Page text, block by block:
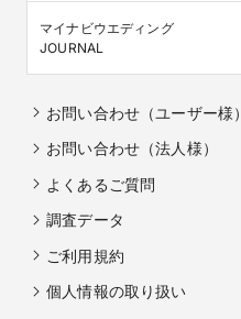
マイナビウエディング
JOURNAL
お問い合わせ（ユーザー様）
お問い合わせ（法人様）
よくあるご質問
調査データ
ご利用規約
個人情報の取り扱い